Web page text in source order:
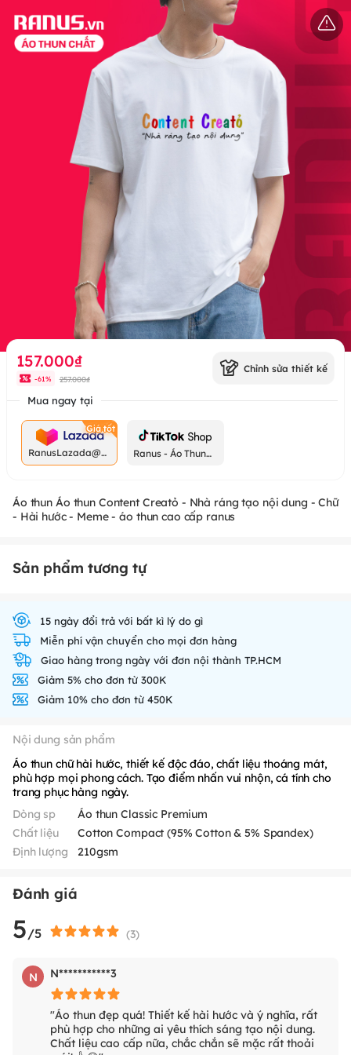
157.000₫
-61% 257.000₫
Chỉnh sửa thiết kế
Mua ngay tại
RanusLazada@g
mail.com
Ranus - Áo Thun
Áo thun Áo thun Content Creatỏ - Nhà ráng tạo nội dung - Chữ
- Hài hước - Meme - áo thun cao cấp ranus
Sản phẩm tương tự
15 ngày đổi trả với bất kì lý do gì
Miễn phí vận chuyển cho mọi đơn hàng
Giao hàng trong ngày với đơn nội thành TP.HCM
Giảm 5% cho đơn từ 300K
Giảm 10% cho đơn từ 450K
Nội dung sản phẩm
Áo thun chữ hài hước, thiết kế độc đáo, chất liệu thoáng mát,
phù hợp mọi phong cách. Tạo điểm nhấn vui nhộn, cá tính cho
trang phục hàng ngày.
Dòng sp
Áo thun Classic Premium
Chất liệu
Cotton Compact (95% Cotton & 5% Spandex)
Định lượng
210gsm
Đánh giá
5/5 (3)
N N***********3
"Áo thun đẹp quá! Thiết kế hài hước và ý nghĩa, rất
phù hợp cho những ai yêu thích sáng tạo nội dung.
Chất liệu cao cấp nữa, chắc chắn sẽ mặc rất thoải